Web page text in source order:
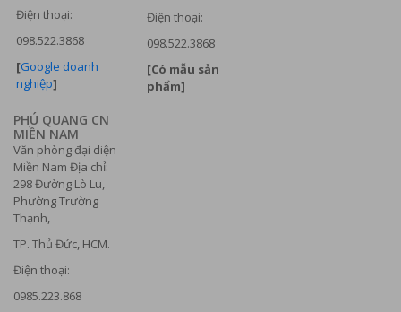
Điện thoại:
098.522.3868
[Google doanh
nghiệp]
Điện thoại:
098.522.3868
[Có mẫu sản
phẩm]
PHÚ QUANG CN
MIỀN NAM
Văn phòng đại diện
Miền Nam Địa chỉ:
298 Đường Lò Lu,
Phường Trường
Thạnh,
TP. Thủ Đức, HCM.
Điện thoại:
0985.223.868